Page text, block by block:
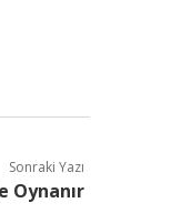
Sonraki Yazı
Oynanır